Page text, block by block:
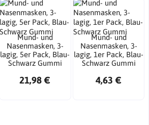
Mund- und
Nasenmasken, 3-
lagig, 5er Pack, Blau-
Schwarz Gummi
21,98 €
Mund- und
Nasenmasken, 3-
lagig, 1er Pack, Blau-
Schwarz Gummi
4,63 €